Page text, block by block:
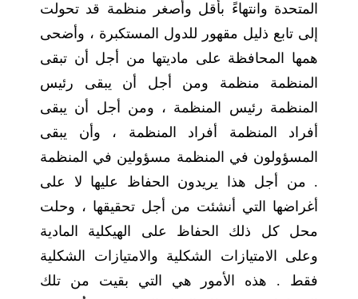
المتحدة وانتهاءً بأقل وأصغر منظمة قد تحولت
إلى تابع ذليل مقهور للدول المستكبرة ، وأضحى
همها المحافظة على ماديتها من أجل أن تبقى
المنظمة منظمة ومن أجل أن يبقى رئيس
المنظمة رئيس المنظمة ، ومن أجل أن يبقى
أفراد المنظمة أفراد المنظمة ، وأن يبقى
المسؤولون في المنظمة مسؤولين في المنظمة
. من أجل هذا يريدون الحفاظ عليها لا على
أغراضها التي أنشئت من أجل تحقيقها ، وحلت
محل كل ذلك الحفاظ على الهيكلية المادية
وعلى الامتيازات الشكلية والامتيازات الشكلية
فقط . هذه الأمور هي التي بقيت من تلك